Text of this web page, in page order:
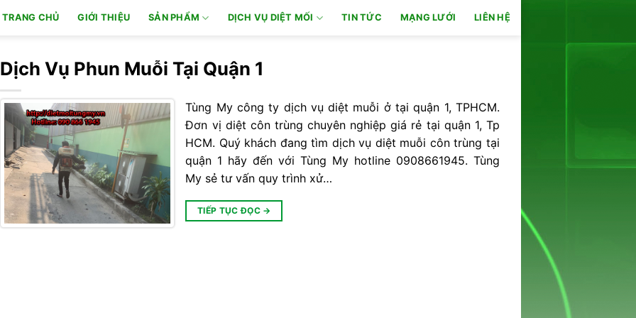
TRANG CHỦ GIỚI THIỆU SẢN PHẨM DỊCH VỤ DIỆT MỐI TIN TỨC MẠNG LƯỚI LIÊN HỆ
Dịch Vụ Phun Muỗi Tại Quận 1
Tùng My công ty dịch vụ diệt muỗi ở tại quận 1, TPHCM.
Đơn vị diệt côn trùng chuyên nghiệp giá rẻ tại quận 1, Tp
HCM. Quý khách đang tìm dịch vụ diệt muỗi côn trùng tại
quận 1 hãy đến với Tùng My hotline 0908661945. Tùng
My sẻ tư vấn quy trình xử…
TIẾP TỤC ĐỌC →